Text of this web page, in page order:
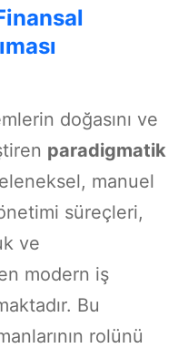
doğasını ve
paradigmatik
manuel
süreçleri,
ve
modern iş
Bu
rolünü